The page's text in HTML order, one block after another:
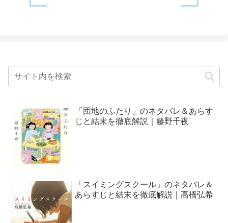
「団地のふたり」のネタバレ＆あらす
じと結末を徹底解説｜藤野千夜
「スイミングスクール」のネタバレ＆
あらすじと結末を徹底解説｜高橋弘希